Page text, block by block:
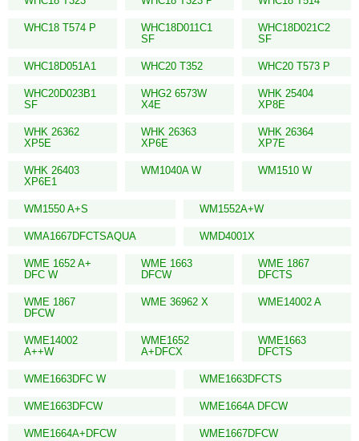
WHC18 T574 P
WHC18D011C1
SF
WHC18D021C2
SF
WHC18D051A1 WHC20 T352 WHC20 T573 P
WHC20D023B1
SF
WHG2 6573W
X4E
WHK 25404
XP8E
WHK 26362
XP5E
WHK 26363
XP6E
WHK 26364
XP7E
WHK 26403
XP6E1
WM1040A W WM1510 W
WM1550 A+S WM1552A+W
WMA1667DFCTSAQUA WMD4001X
WME 1652 A+
DFC W
WME 1663
DFCW
WME 1867
DFCTS
WME 1867
DFCW
WME 36962 X WME14002 A
WME14002
A++W
WME1652
A+DFCX
WME1663
DFCTS
WME1663DFC W WME1663DFCTS
WME1663DFCW WME1664A DFCW
WME1664A+DFCW WME1667DFCW